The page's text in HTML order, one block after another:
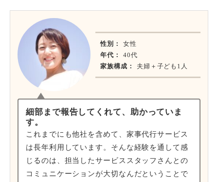
性別：
女性
年代：
40代
家族構成：
夫婦＋子ども1人
細部まで報告してくれて、助かっていま
す。
これまでにも他社を含めて、家事代行サービス
は長年利用しています。そんな経験を通して感
じるのは、担当したサービススタッフさんとの
コミュニケーションが大切なんだということで